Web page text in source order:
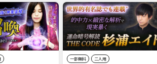
一部無料 二人用